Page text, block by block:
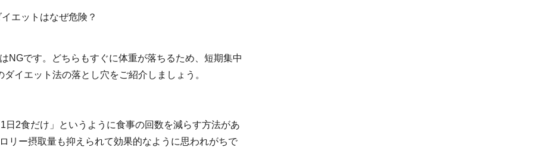
NGです。どちらもすぐに体重が落ちるため、短期集中
イエット法の落とし穴をご紹介しましょう。
2食だけ」というように食事の回数を減らす方法があ
リー摂取量も抑えられて効果的なように思われがちで